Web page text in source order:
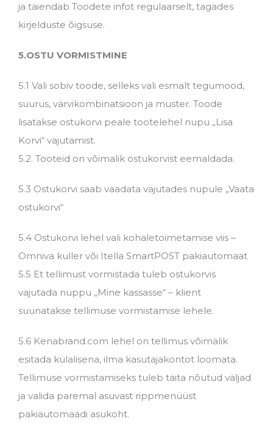
ja täiendab Toodete infot regulaarselt, tagades
kirjelduste õigsuse.
5.OSTU VORMISTMINE
5.1 Vali sobiv toode, selleks vali esmalt tegumood,
suurus, värvikombinatsioon ja muster. Toode
lisatakse ostukorvi peale tootelehel nupu „Lisa
Korvi“ vajutamist.
5.2. Tooteid on võimalik ostukorvist eemaldada.
5.3 Ostukorvi saab vaadata vajutades nupule „Vaata
ostukorvi“
5.4 Ostukorvi lehel vali kohaletoimetamise viis –
Omniva kuller või Itella SmartPOST pakiautomaat
5.5 Et tellimust vormistada tuleb ostukorvis
vajutada nuppu „Mine kassasse“ – klient
suunatakse tellimuse vormistamise lehele.
5.6 Kenabrand.com lehel on tellimus võimalik
esitada külalisena, ilma kasutajakontot loomata.
Tellimuse vormistamiseks tuleb täita nõutud väljad
ja valida paremal asuvast rippmenüüst
pakiautomaadi asukoht.